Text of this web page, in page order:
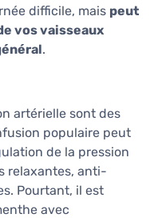
difficile, mais peut
vos vaisseaux
.
artérielle sont des
populaire peut
de la pression
relaxantes, anti-
Pourtant, il est
avec